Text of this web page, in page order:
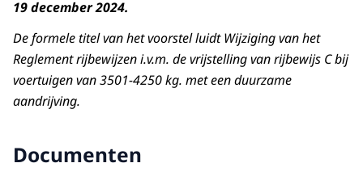
19 december 2024.
De formele titel van het voorstel luidt Wijziging van het
Reglement rijbewijzen i.v.m. de vrijstelling van rijbewijs C bij
voertuigen van 3501-4250 kg. met een duurzame
aandrijving.
Documenten